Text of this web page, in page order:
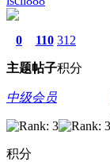
0
主题
110
帖子
312
积分
中级会员
积分